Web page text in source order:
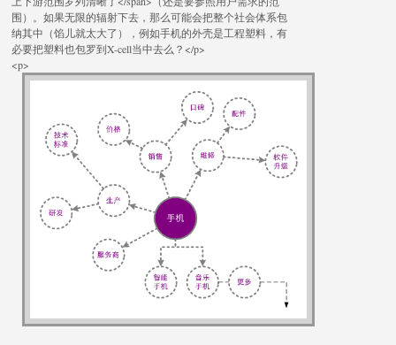
围）。如果无限的辐射下去，那么可能会把整个社会体系包
纳其中（馅儿就太大了），例如手机的外壳是工程塑料，有
必要把塑料也包罗到X-cell当中去么？</p>
<p>